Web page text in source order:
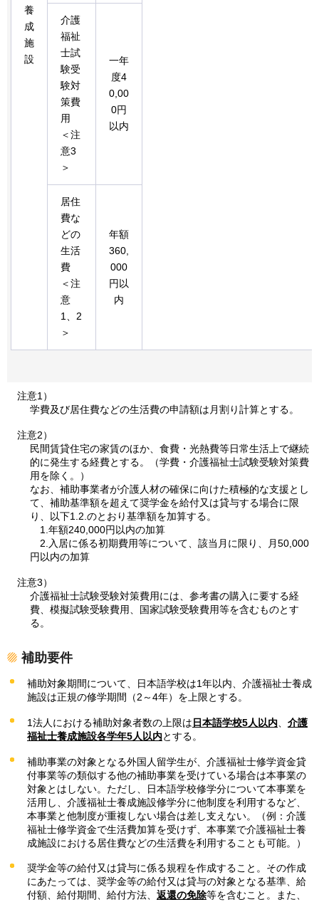
養
成
施
設
介護
福祉
士試
験受
験対
策費
用
＜注
意3
＞
一年
度4
0,00
0円
以内
居住
費な
どの
生活
費
＜注
意
1、2
＞
年額
360,
000
円以
内
注意1）
学費及び居住費などの生活費の申請額は月割り計算とする。
注意2）
民間賃貸住宅の家賃のほか、食費・光熱費等日常生活上で継続
的に発生する経費とする。（学費・介護福祉士試験受験対策費
用を除く。）
なお、補助事業者が介護人材の確保に向けた積極的な支援とし
て、補助基準額を超えて奨学金を給付又は貸与する場合に限
り、以下1.2.のとおり基準額を加算する。
1.年額240,000円以内の加算
2. 入居に係る初期費用等について、該当月に限り、月50,000
円以内の加算
注意3）
介護福祉士試験受験対策費用には、参考書の購入に要する経
費、模擬試験受験費用、国家試験受験費用等を含むものとす
る。
補助要件
補助対象期間について、日本語学校は1年以内、介護福祉士養成
施設は正規の修学期間（2～4年）を上限とする。
1法人における補助対象者数の上限は 日本語学校5人以内
介護
福祉士養成施設各学年5人以内とする。
補助事業の対象となる外国人留学生が、介護福祉士修学資金貸
付事業等の類似する他の補助事業を受けている場合は本事業の
対象とはしない。ただし、日本語学校修学分について本事業を
活用し、介護福祉士養成施設修学分に他制度を利用するなど、
本事業と他制度が重複しない場合は差し支えない。（例：介護
福祉士修学資金で生活費加算を受けず、本事業で介護福祉士養
成施設における居住費などの生活費を利用することも可能。）
奨学金等の給付又は貸与に係る規程を作成すること。その作成
にあたっては、奨学金等の給付又は貸与の対象となる基準、給
付額、給付期間、給付方法、 返還の免除等を含むこと。また、